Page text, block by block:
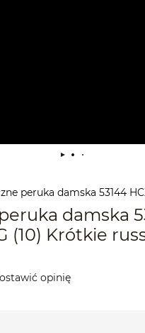
peruka damska 53144
damska
(10) Krótkie
opinię